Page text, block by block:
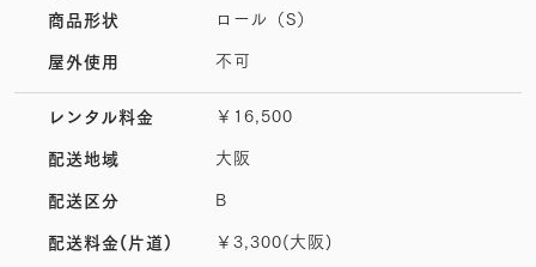
商品形状 ロール（S）
屋外使用 不可
レンタル料金 ￥16,500
配送地域 大阪
配送区分 B
配送料金(片道) ￥3,300(大阪)